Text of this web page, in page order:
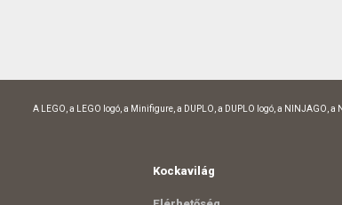
A LEGO, a LEGO logó, a Minifigure, a DUPLO, a DUPLO logó, a NINJAGO, a
Kockavilág